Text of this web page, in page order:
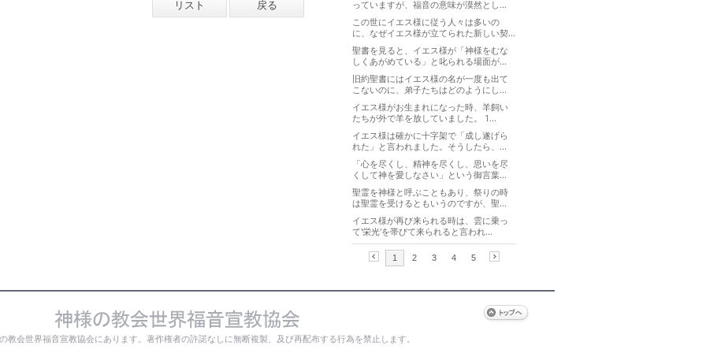
リスト 戻る
教会世界福音宣教協会にあります。著作権者の許諾なしに無断複製、及び再配布する行為を禁止します。